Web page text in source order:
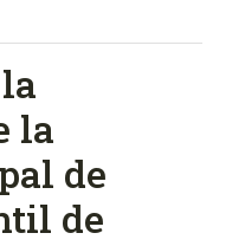
la
de
de